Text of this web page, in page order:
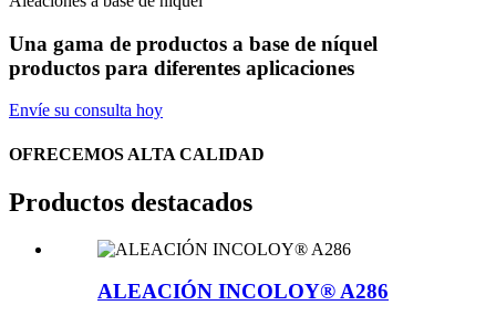
Una gama de productos a base de níquel
productos para diferentes aplicaciones
Envíe su consulta hoy
OFRECEMOS ALTA CALIDAD
Productos destacados
ALEACIÓN INCOLOY® A286